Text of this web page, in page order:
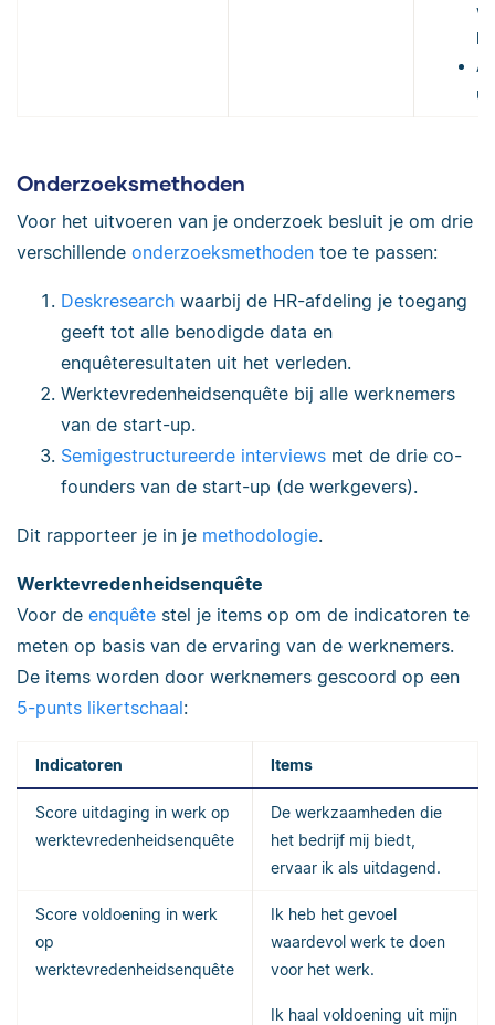
Onderzoeksmethoden
Voor het uitvoeren van je onderzoek besluit je om drie
verschillende onderzoeksmethoden toe te passen:
Deskresearch waarbij de HR-afdeling je toegang
geeft tot alle benodigde data en
enquêteresultaten uit het verleden.
Werktevredenheidsenquête bij alle werknemers
van de start-up.
Semigestructureerde interviews met de drie co-
founders van de start-up (de werkgevers).
Dit rapporteer je in je methodologie.
Werktevredenheidsenquête
Voor de enquête stel je items op om de indicatoren te
meten op basis van de ervaring van de werknemers.
De items worden door werknemers gescoord op een
5-punts likertschaal:
Indicatoren Items
Score uitdaging in werk op
werktevredenheidsenquête
De werkzaamheden die
het bedrijf mij biedt,
ervaar ik als uitdagend.
Score voldoening in werk
op
werktevredenheidsenquête
Ik heb het gevoel
waardevol werk te doen
voor het werk.
Ik haal voldoening uit mijn